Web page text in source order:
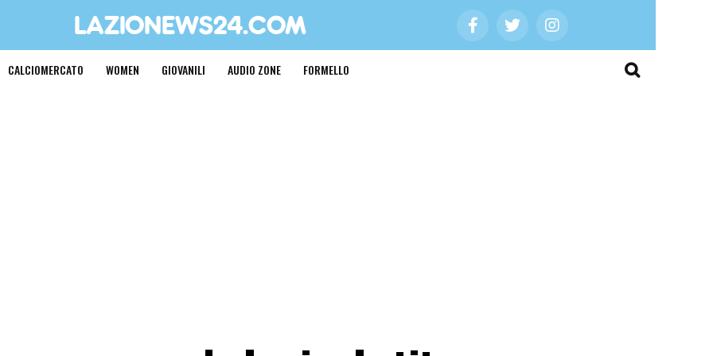
CALCIOMERCATO WOMEN GIOVANILI AUDIO ZONE FORMELLO